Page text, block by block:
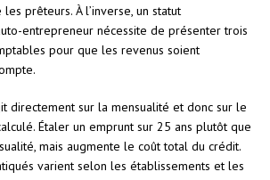
prêteurs. À l’inverse, un statut
entrepreneur nécessite de présenter trois
pour que les revenus soient
directement sur la mensualité et donc sur le
Étaler un emprunt sur 25 ans plutôt que
mais augmente le coût total du crédit.
varient selon les établissements et les